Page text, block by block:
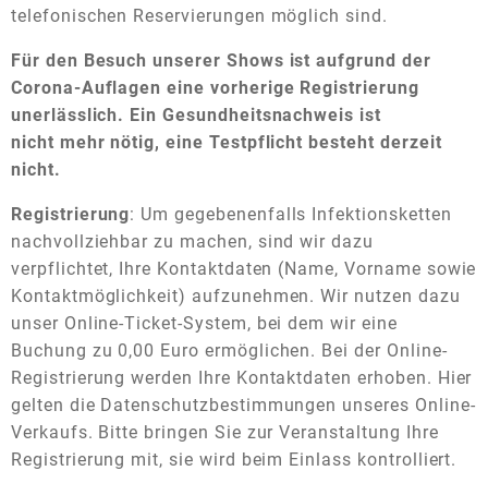
telefonischen Reservierungen möglich sind.
Für den Besuch unserer Shows ist aufgrund der
Corona-Auflagen eine vorherige Registrierung
unerlässlich. Ein Gesundheitsnachweis ist
nicht mehr nötig, eine Testpflicht besteht derzeit
nicht.
Registrierung: Um gegebenenfalls Infektionsketten
nachvollziehbar zu machen, sind wir dazu
verpflichtet, Ihre Kontaktdaten (Name, Vorname sowie
Kontaktmöglichkeit) aufzunehmen. Wir nutzen dazu
unser Online-Ticket-System, bei dem wir eine
Buchung zu 0,00 Euro ermöglichen. Bei der Online-
Registrierung werden Ihre Kontaktdaten erhoben. Hier
gelten die Datenschutzbestimmungen unseres Online-
Verkaufs. Bitte bringen Sie zur Veranstaltung Ihre
Registrierung mit, sie wird beim Einlass kontrolliert.